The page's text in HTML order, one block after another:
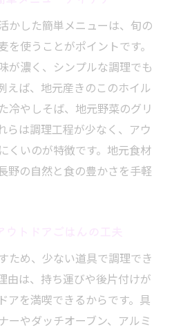
かした簡単メニューは、旬の
使うことがポイントです。
が濃く、シンプルな調理でも
えば、地元産きのこのホイル
冷やしそば、地元野菜のグリ
らは調理工程が少なく、アウ
くいのが特徴です。地元食材
野の自然と食の豊かさを手軽
ため、少ない道具で調理でき
由は、持ち運びや後片付けが
アを満喫できるからです。具
ーやダッチオーブン、アルミ